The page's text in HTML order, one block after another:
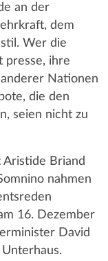
an der
dem
Wer die
presse, ihre
Nationen
die den
seien nicht zu
Briand
nahmen
16. Dezember
David